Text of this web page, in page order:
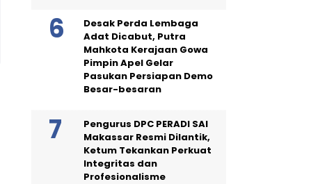
Desak Perda Lembaga
Adat Dicabut, Putra
Mahkota Kerajaan Gowa
Pimpin Apel Gelar
Pasukan Persiapan Demo
Besar-besaran
Pengurus DPC PERADI SAI
Makassar Resmi Dilantik,
Ketum Tekankan Perkuat
Integritas dan
Profesionalisme